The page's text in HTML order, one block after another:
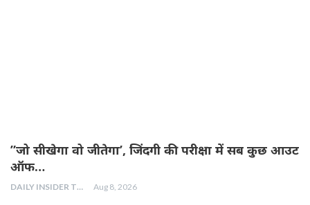
”जो सीखेगा वो जीतेगा’, जिंदगी की परीक्षा में सब कुछ आउट
ऑफ…
DAILY INSIDER TEAM Aug 8, 2026